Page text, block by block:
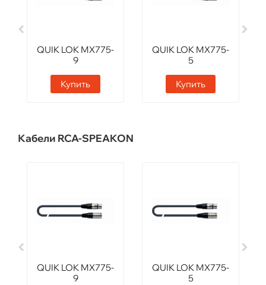
QUIK LOK MX775-
9
Купить
QUIK LOK MX775-
5
Купить
Кабели RCA-SPEAKON
QUIK LOK MX775-
9
QUIK LOK MX775-
5